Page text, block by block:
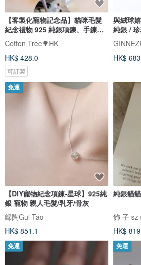
【客製化寵物記念品】貓咪毛髮
紀念禮物 925 純銀項鍊、手鍊飾
品
Cotton Tree🌳HK
HK$ 428.0
可訂製
與絨球
純銀 /
HK$
免運
【DIY寵物紀念項鍊-星球】925純
銀 寵物 親人毛髮/乳牙/骨灰
歸陶Gui Tao
HK$ 851.1
純銀貓
飾 子 sz
HK$
免運 免運